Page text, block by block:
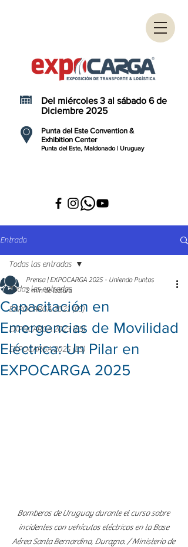
Punta del Este Convention &
Exhibition Center
Punta del Este, Maldonado | Uruguay
Del miércoles 3 al sábado 6 de
Diciembre 2025
Entrada
Todas las entradas
EXPOCARGA 2021 (ES)
EXPOCARGA 2023 (ES)
EXPOCARGA 2025 (ES)
Todas las entradas
Capacitación en
Emergencias de Movilidad
Eléctrica: Un Pilar en
EXPOCARGA 2025
Prensa | EXPOCARGA 2025 - Uniendo Puntos
2 min de lectura
Bomberos de Uruguay durante el curso sobre
incidentes con vehículos eléctricos en la Base
Aérea Santa Bernardina, Durazno. / Ministerio de